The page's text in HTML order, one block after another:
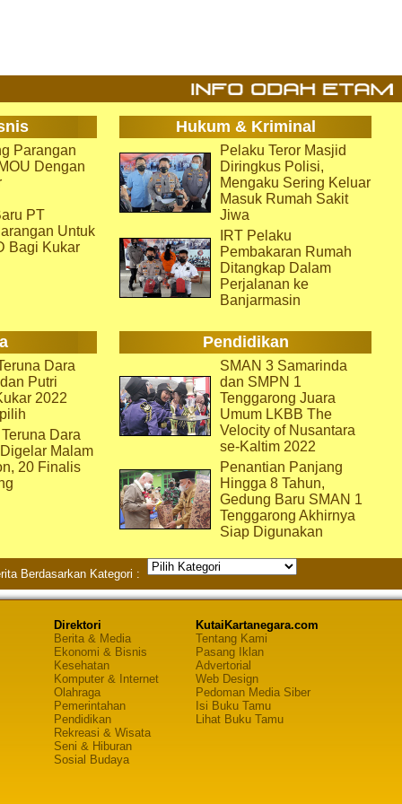
Hukum & Kriminal
Parangan
Dengan
PT
Untuk
Bagi Kukar
Pelaku Teror Masjid
Diringkus Polisi,
Mengaku Sering Keluar
Masuk Rumah Sakit
Jiwa
IRT Pelaku
Pembakaran Rumah
Ditangkap Dalam
Perjalanan ke
Banjarmasin
Pendidikan
Dara
Putri
2022
Dara
Malam
20 Finalis
SMAN 3 Samarinda
dan SMPN 1
Tenggarong Juara
Umum LKBB The
Velocity of Nusantara
se-Kaltim 2022
Penantian Panjang
Hingga 8 Tahun,
Gedung Baru SMAN 1
Tenggarong Akhirnya
Siap Digunakan
Berdasarkan Kategori :
Direktori
Berita & Media
Ekonomi & Bisnis
Kesehatan
Komputer & Internet
Olahraga
Pemerintahan
Pendidikan
Rekreasi & Wisata
Seni & Hiburan
Sosial Budaya
KutaiKartanegara.com
Tentang Kami
Pasang Iklan
Advertorial
Web Design
Pedoman Media Siber
Isi Buku Tamu
Lihat Buku Tamu